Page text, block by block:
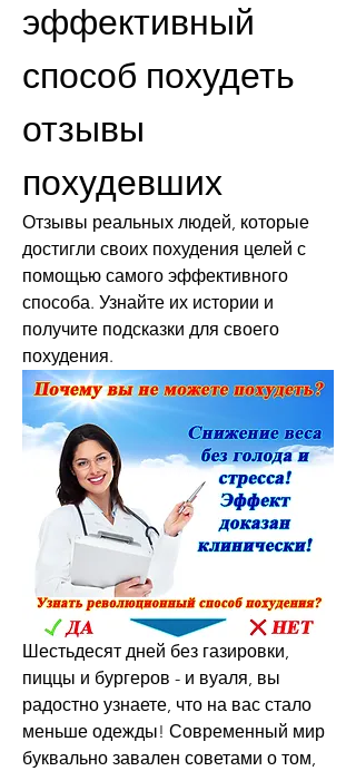
эффективный
способ похудеть
отзывы
похудевших
Отзывы реальных людей, которые
достигли своих похудения целей с
помощью самого эффективного
способа. Узнайте их истории и
получите подсказки для своего
похудения.
Шестьдесят дней без газировки,
пиццы и бургеров - и вуаля, вы
радостно узнаете, что на вас стало
меньше одежды! Современный мир
буквально завален советами о том,